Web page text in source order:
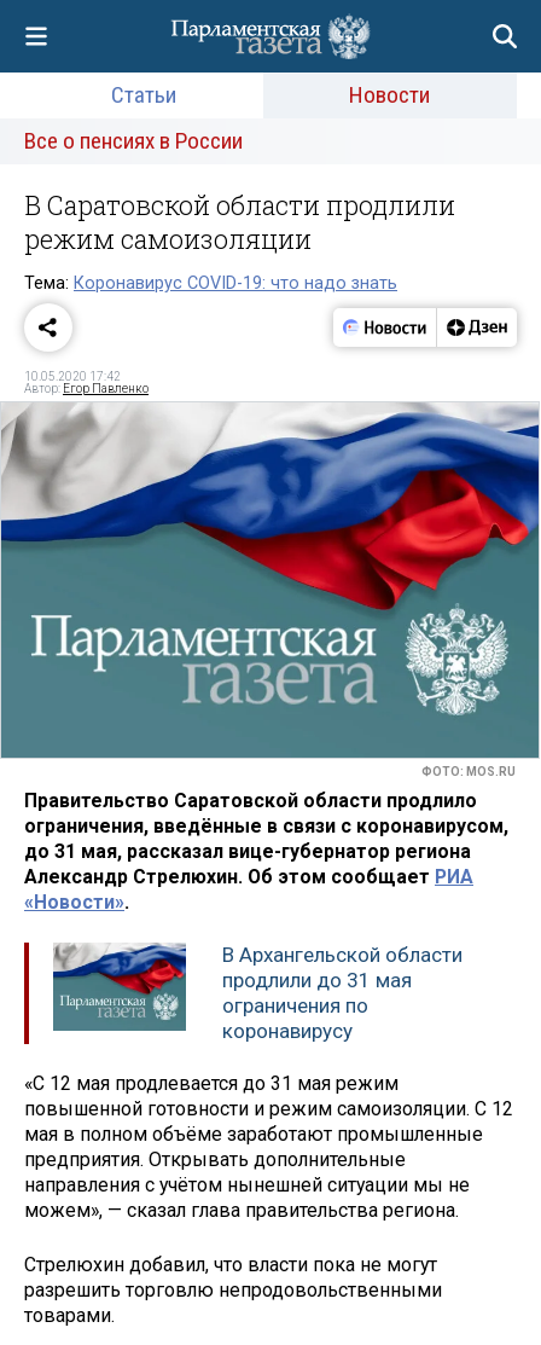
Статьи
Новости
Все о пенсиях в России
В Саратовской области продлили
режим самоизоляции
Тема: Коронавирус COVID-19: что надо знать
10.05.2020 17:42
Автор: Егор Павленко
ФОТО: MOS.RU
Правительство Саратовской области продлило
ограничения, введённые в связи с коронавирусом,
до 31 мая, рассказал вице-губернатор региона
Александр Стрелюхин. Об этом сообщает РИА
«Новости».
В Архангельской области
продлили до 31 мая
ограничения по
коронавирусу
«С 12 мая продлевается до 31 мая режим
повышенной готовности и режим самоизоляции. С 12
мая в полном объёме заработают промышленные
предприятия. Открывать дополнительные
направления с учётом нынешней ситуации мы не
можем», — сказал глава правительства региона.
Стрелюхин добавил, что власти пока не могут
разрешить торговлю непродовольственными
товарами.